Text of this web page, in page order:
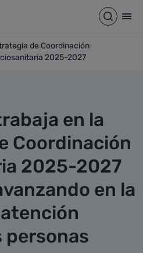
Abrir
del camino de migas
de Coordinación
de Coordinación
2025-2027
en la
Coordinación
2025-2027
en la
personas